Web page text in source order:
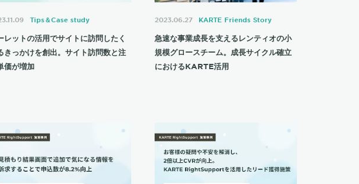
Tips＆Case study
レットの活用でサイトに訪問したく
きっかけを創出。サイト訪問数と注
価が増加
2023.06.27 KARTE Friends Story
急速な事業成長を支えるレンティオの小
規模グロースチーム。成長サイクル確立
におけるKARTE活用